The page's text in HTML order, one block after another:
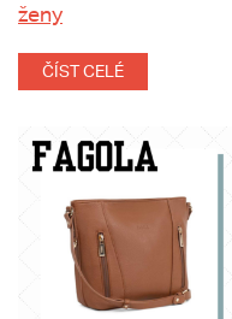
ženy
ČÍST CELÉ